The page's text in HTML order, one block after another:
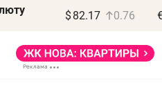
$ 82.17 0.76